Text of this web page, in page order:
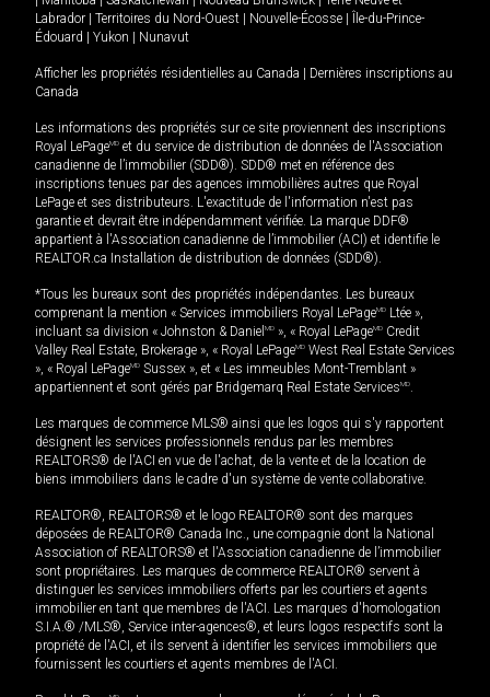
Labrador
Territoires du Nord-Ouest Nouvelle-Écosse
Île-du-Prince-
Édouard
Yukon Nunavut
Afficher les propriétés résidentielles au Canada
Dernières inscriptions au
Canada
Les informations des propriétés sur ce site proviennent des inscriptions
Royal LePageMD et du service de distribution de données de l'Association
canadienne de l’immobilier (SDD®). SDD® met en référence des
inscriptions tenues par des agences immobilières autres que Royal
LePage et ses distributeurs. L'exactitude de l'information n'est pas
garantie et devrait être indépendamment vérifiée. La marque DDF®
appartient à l'Association canadienne de l’immobilier (ACI) et identifie le
REALTOR.ca Installation de distribution de données (SDD®).
*Tous les bureaux sont des propriétés indépendantes. Les bureaux
comprenant la mention « Services immobiliers Royal LePageMD Ltée »,
incluant sa division « Johnston & Daniel MD », « Royal LePageMD Credit
Valley Real Estate, Brokerage », « Royal LePageMD West Real Estate Services
», « Royal LePageMD Sussex », et « Les immeubles Mont-Tremblant »
appartiennent et sont gérés par Bridgemarq Real Estate ServicesMD.
Les marques de commerce MLS® ainsi que les logos qui s'y rapportent
désignent les services professionnels rendus par les membres
REALTORS® de l'ACI en vue de l'achat, de la vente et de la location de
biens immobiliers dans le cadre d'un système de vente collaborative.
REALTOR®, REALTORS® et le logo REALTOR® sont des marques
déposées de REALTOR® Canada Inc., une compagnie dont la National
Association of REALTORS® et l'Association canadienne de l’immobilier
sont propriétaires. Les marques de commerce REALTOR® servent à
distinguer les services immobiliers offerts par les courtiers et agents
immobilier en tant que membres de l'ACI. Les marques d'homologation
S.I.A.® /MLS®, Service inter-agences®, et leurs logos respectifs sont la
propriété de l'ACI, et ils servent à identifier les services immobiliers que
fournissent les courtiers et agents membres de l'ACI.